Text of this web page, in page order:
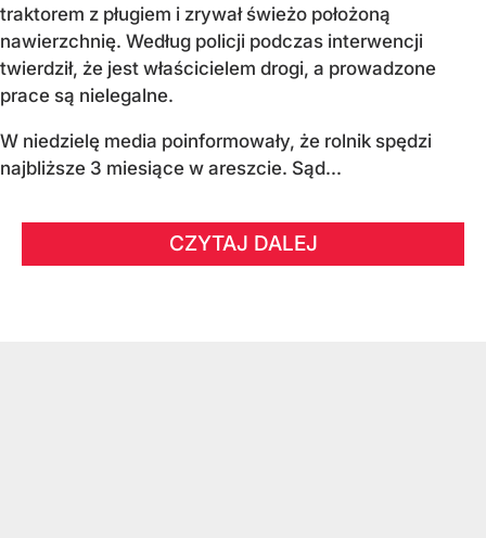
traktorem z pługiem i zrywał świeżo położoną
nawierzchnię. Według policji podczas interwencji
twierdził, że jest właścicielem drogi, a prowadzone
prace są nielegalne.
W niedzielę media poinformowały, że rolnik spędzi
najbliższe 3 miesiące w areszcie. Sąd...
CZYTAJ DALEJ